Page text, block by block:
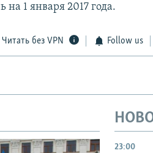
на 1 января 2017 года.
Читать без VPN Follow us
23:00